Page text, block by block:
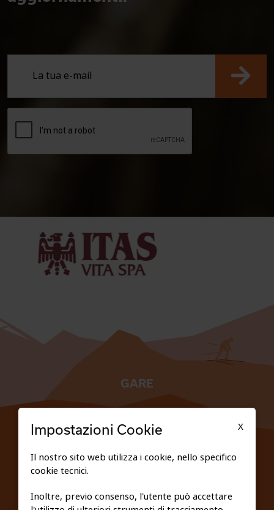
GARE
X
Impostazioni Cookie
Il nostro sito web utilizza i cookie, nello specifico
cookie tecnici.
Inoltre, previo consenso, l'utente può accettare